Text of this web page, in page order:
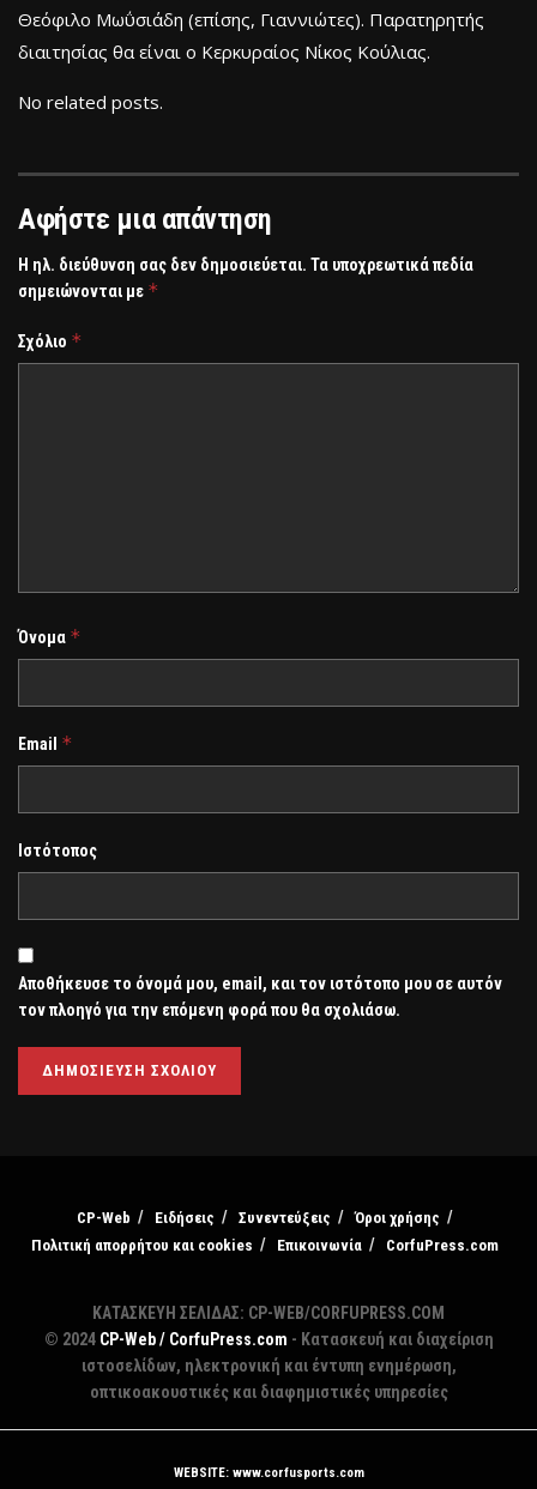
Θεόφιλο Μωΰσιάδη (επίσης, Γιαννιώτες). Παρατηρητής
διαιτησίας θα είναι ο Κερκυραίος Νίκος Κούλιας.
No related posts.
Αφήστε μια απάντηση
Η ηλ. διεύθυνση σας δεν δημοσιεύεται. Τα υποχρεωτικά πεδία
σημειώνονται με *
Σχόλιο *
Όνομα *
Email *
Ιστότοπος
Αποθήκευσε το όνομά μου, email, και τον ιστότοπο μου σε αυτόν
τον πλοηγό για την επόμενη φορά που θα σχολιάσω.
CP-Web Ειδήσεις Συνεντεύξεις
Όροι χρήσης
Πολιτική απορρήτου και cookies
Επικοινωνία CorfuPress.com
ΚΑΤΑΣΚΕΥΗ ΣΕΛΙΔΑΣ: CP-WEB/CORFUPRESS.COM
© 2024 CP-Web / CorfuPress.com - Κατασκευή και διαχείριση
ιστοσελίδων, ηλεκτρονική και έντυπη ενημέρωση,
οπτικοακουστικές και διαφημιστικές υπηρεσίες
WEBSITE: www.corfusports.com